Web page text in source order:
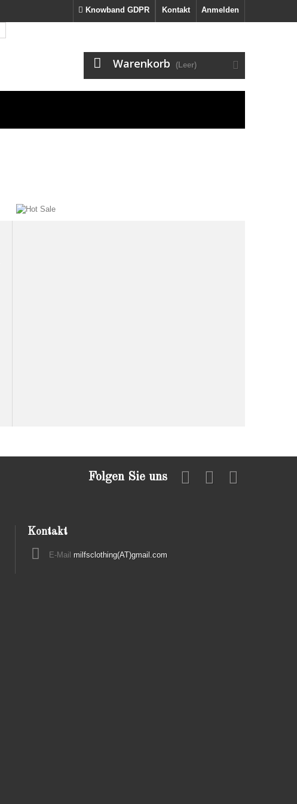
Anmelden
Kontakt
Knowband GDPR
Warenkorb (Leer)
Folgen Sie uns
Kontakt
E-Mail milfsclothing(AT)gmail.com